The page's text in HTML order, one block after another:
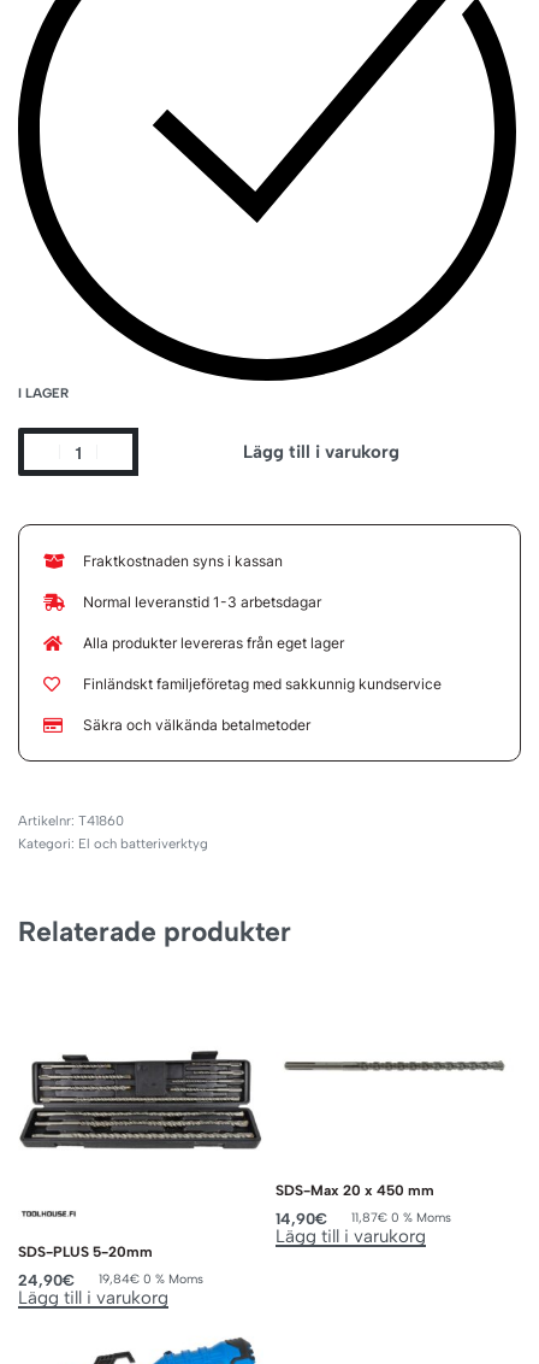
I LAGER
Lägg till i varukorg
Fraktkostnaden syns i kassan
Normal leveranstid 1-3 arbetsdagar
Alla produkter levereras från eget lager
Finländskt familjeföretag med sakkunnig kundservice
Säkra och välkända betalmetoder
T41860
Kategori: El och batteriverktyg
Relaterade produkter
SDS-PLUS 5-20mm
24,90€ 19,84€ 0 % Moms
Lägg till i varukorg
SDS-Max 20 x 450 mm
14,90€ 11,87€ 0 % Moms
Lägg till i varukorg